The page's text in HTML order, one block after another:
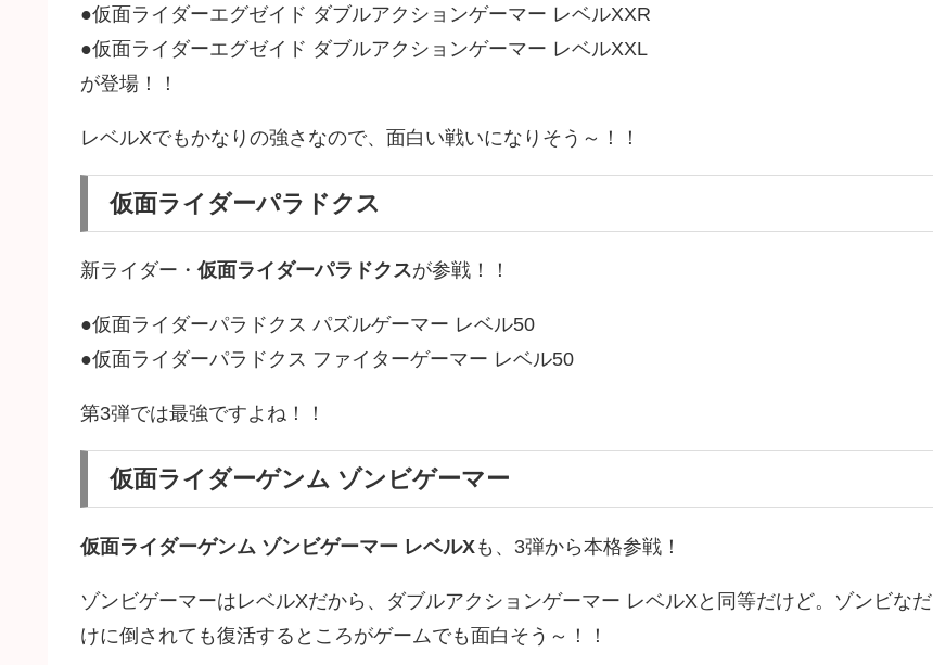
●仮面ライダーエグゼイド ダブルアクションゲーマー レベルXXR
●仮面ライダーエグゼイド ダブルアクションゲーマー レベルXXL
が登場！！
レベルXでもかなりの強さなので、面白い戦いになりそう～！！
仮面ライダーパラドクス
新ライダー・ 仮面ライダーパラドクスが参戦！！
●仮面ライダーパラドクス パズルゲーマー レベル50
●仮面ライダーパラドクス ファイターゲーマー レベル50
第3弾では最強ですよね！！
仮面ライダーゲンム ゾンビゲーマー
仮面ライダーゲンム ゾンビゲーマー レベルXも、3弾から本格参戦！
ゾンビゲーマーはレベルXだから、ダブルアクションゲーマー レベルXと同等だけど。ゾンビなだ
けに倒されても復活するところがゲームでも面白そう～！！